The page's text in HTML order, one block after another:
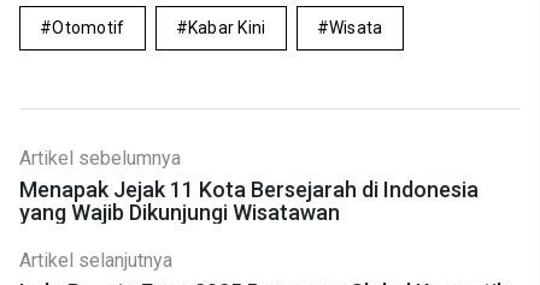
Otomotif Kabar Kini Wisata
Artikel sebelumnya
Menapak Jejak 11 Kota Bersejarah di Indonesia
yang Wajib Dikunjungi Wisatawan
Artikel selanjutnya